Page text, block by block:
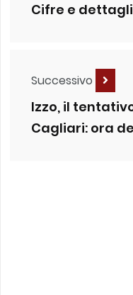
Cifre e dettagli
Successivo
Izzo, il
Cagliari: ora